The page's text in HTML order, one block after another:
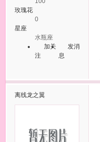
玫瑰花
0
星座
水瓶座
加关
注
发消
息
离线龙之翼